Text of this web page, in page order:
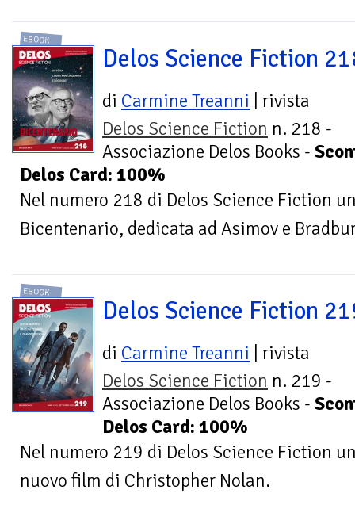
EBOOK
Delos Science Fiction
di Carmine Treanni | rivista
Delos Science Fiction n. 218 -
Associazione Delos Books -
Delos Card: 100%
Nel numero 218 di Delos Science Fiction
Bicentenario, dedicata ad Asimov e
EBOOK
Delos Science Fiction
di Carmine Treanni | rivista
Delos Science Fiction n. 219 -
Associazione Delos Books -
Delos Card: 100%
Nel numero 219 di Delos Science Fiction
nuovo film di Christopher Nolan.